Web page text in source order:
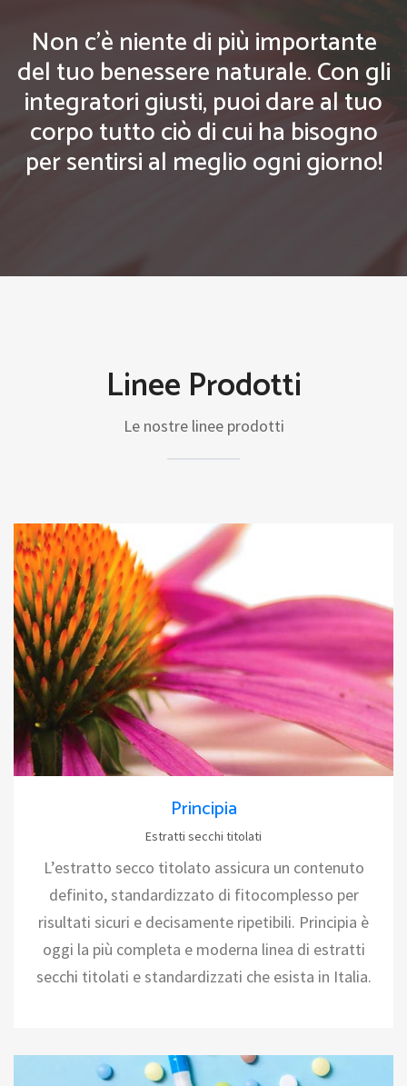
Non c'è niente di più importante
del tuo benessere naturale. Con gli
integratori giusti, puoi dare al tuo
corpo tutto ciò di cui ha bisogno
per sentirsi al meglio ogni giorno!
Linee Prodotti
Le nostre linee prodotti
Principia
Estratti secchi titolati
L’estratto secco titolato assicura un contenuto
definito, standardizzato di fitocomplesso per
risultati sicuri e decisamente ripetibili. Principia è
oggi la più completa e moderna linea di estratti
secchi titolati e standardizzati che esista in Italia.